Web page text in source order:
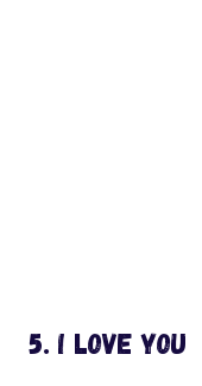
5. I love you